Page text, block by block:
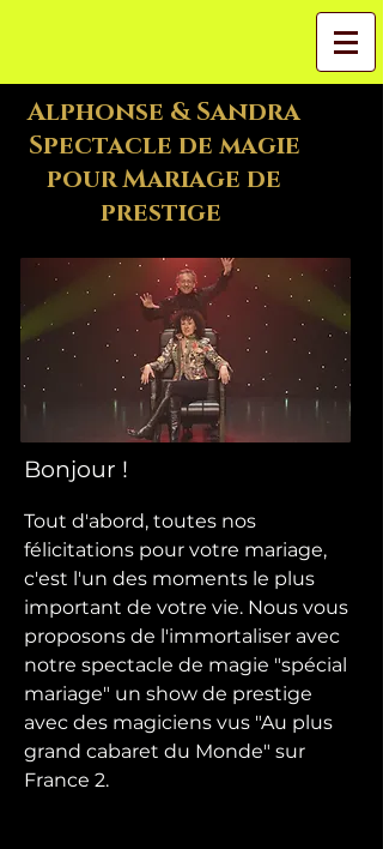
Alphonse & Sandra
Spectacle de magie
pour Mariage de
prestige
Bonjour !
Tout d'abord, toutes nos
félicitations pour votre mariage,
c'est l'un des moments le plus
important de votre vie. Nous vous
proposons de l'immortaliser avec
notre spectacle de magie "spécial
mariage" un show de prestige
avec des magiciens vus "Au plus
grand cabaret du Monde" sur
France 2.